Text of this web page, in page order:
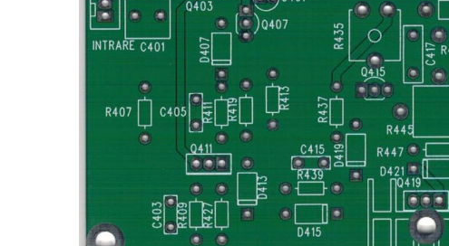
Osciloscoape B&K PRECISION
Osciloscoape FLUKE
Osciloscoape HANTEK
Osciloscoape KEYSIGHT
Osciloscoape ROHDE & SCHWARZ